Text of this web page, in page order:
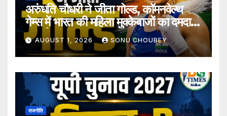
अरुंधति चौधरी ने जीता गोल्ड, कॉमनवेल्थ
गेम्स में भारत की महिला मुक्केबाजों का दमदार
प्रदर्शन
AUGUST 1, 2026 SONU CHOUBEY
राजनीति